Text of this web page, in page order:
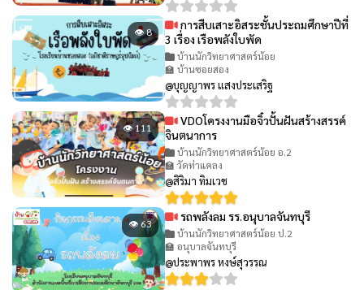
👁 8
การสืบเสาะอิสระชั้นประถมศึกษาปีที่
3 เรื่อง เรือพลังใบพัด
บ้านนักวิทยาศาสตร์น้อย
🏫 บ้านซอยสอง
@บุญญาพร แสงประเสริฐ
👁 111
VDOโครงงานมือจิ๋วปั้นฝันสร้างสรรค์
จินตนาการ
บ้านนักวิทยาศาสตร์น้อย อ.2
🏫 วัดท่าแคลง
@สิริมา ทิมเวช
👁 63 รถพลังลม รร.อนุบาลจันทบุรี
บ้านนักวิทยาศาสตร์น้อย ป.2
🏫 อนุบาลจันทบุรี
@ประพาพร หงษ์สุวรรณ